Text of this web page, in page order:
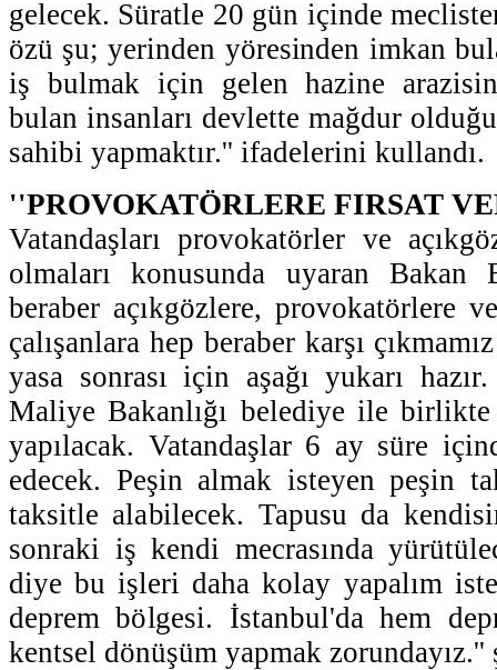
gelecek. Süratle 20 gün içinde
özü şu; yerinden yöresinden imkan
iş bulmak için gelen hazine
bulan insanları devlette mağdur
sahibi yapmaktır.'' ifadelerini kullandı.
''PROVOKATÖRLERE FIRSAT
Vatandaşları provokatörler ve
olmaları konusunda uyaran Bakan
beraber açıkgözlere, provokatörlere
çalışanlara hep beraber karşı
yasa sonrası için aşağı yukarı hazır.
Maliye Bakanlığı belediye ile
yapılacak. Vatandaşlar 6 ay süre
edecek. Peşin almak isteyen peşin
taksitle alabilecek. Tapusu da
sonraki iş kendi mecrasında
diye bu işleri daha kolay yapalım
deprem bölgesi. İstanbul'da hem
kentsel dönüşüm yapmak